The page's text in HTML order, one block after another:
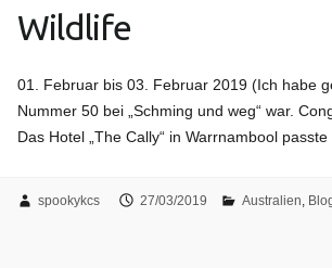
Wildlife
01. Februar bis 03. Februar 2019 (Ich habe
Nummer 50 bei „Schming und weg“ war.
Das Hotel „The Cally“ in Warrnambool
spookykcs 27/03/2019 Australien